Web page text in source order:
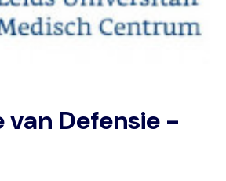
van Defensie -